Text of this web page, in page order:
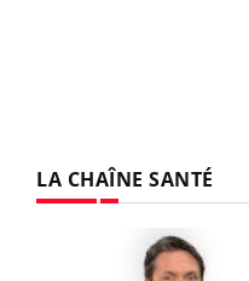
LA CHAÎNE SANTÉ